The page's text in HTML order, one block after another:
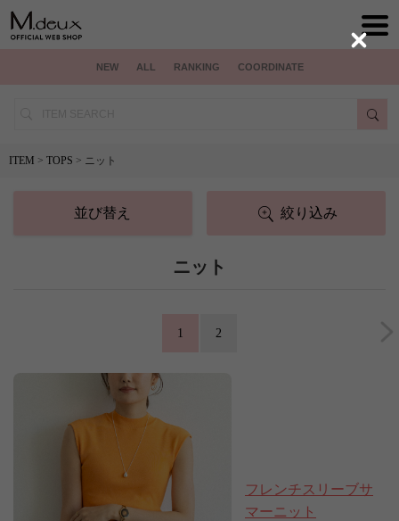
NEW ALL RANKING COORDINATE
ITEM > TOPS > ニット
並び替え 絞り込み
ニット
1 2
フレンチスリーブサ
マーニット
Close